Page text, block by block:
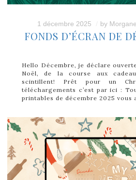
1 décembre 2025 by Morgane
FONDS D’ÉCRAN DE
Hello Décembre, je déclare
Noël, de la course aux
scintillent! Prêt pour un
téléchargements c’est par ici :
printables de décembre 2025 vous